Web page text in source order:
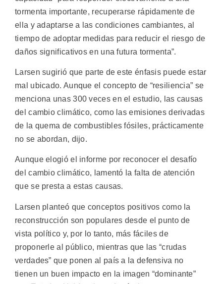
tormenta importante, recuperarse rápidamente de
ella y adaptarse a las condiciones cambiantes, al
tiempo de adoptar medidas para reducir el riesgo de
daños significativos en una futura tormenta”.
Larsen sugirió que parte de este énfasis puede estar
mal ubicado. Aunque el concepto de “resiliencia” se
menciona unas 300 veces en el estudio, las causas
del cambio climático, como las emisiones derivadas
de la quema de combustibles fósiles, prácticamente
no se abordan, dijo.
Aunque elogió el informe por reconocer el desafío
del cambio climático, lamentó la falta de atención
que se presta a estas causas.
Larsen planteó que conceptos positivos como la
reconstrucción son populares desde el punto de
vista político y, por lo tanto, más fáciles de
proponerle al público, mientras que las “crudas
verdades” que ponen al país a la defensiva no
tienen un buen impacto en la imagen “dominante”